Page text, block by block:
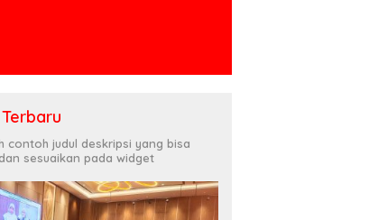
contoh judul deskripsi yang bisa
sesuaikan pada widget